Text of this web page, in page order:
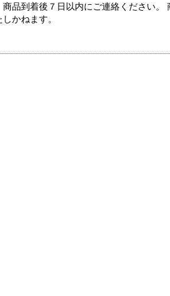
品到着後７日以内にご連絡ください
かねます。